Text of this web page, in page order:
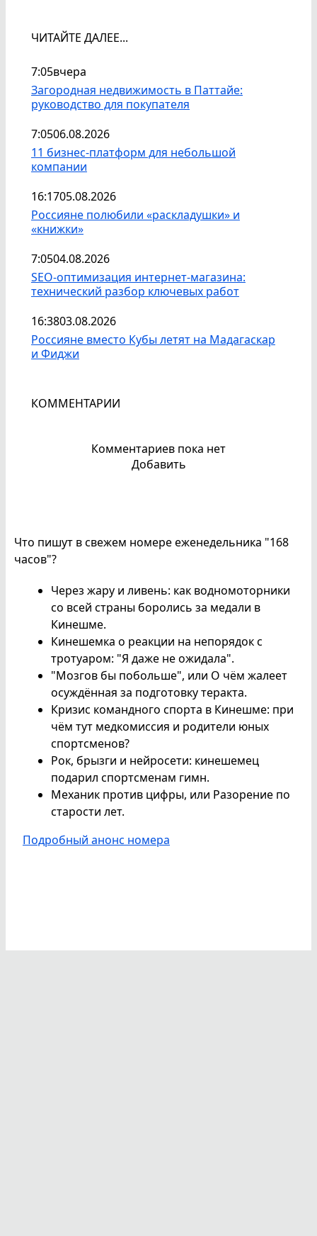
ЧИТАЙТЕ ДАЛЕЕ...
7:05вчера
Загородная недвижимость в Паттайе:
руководство для покупателя
7:0506.08.2026
11 бизнес-платформ для небольшой
компании
16:1705.08.2026
Россияне полюбили «раскладушки» и
«книжки»
7:0504.08.2026
SEO-оптимизация интернет-магазина:
технический разбор ключевых работ
16:3803.08.2026
Россияне вместо Кубы летят на Мадагаскар
и Фиджи
КОММЕНТАРИИ
Комментариев пока нет
Добавить
Что пишут в свежем номере еженедельника "168
часов"?
Через жару и ливень: как водномоторники
со всей страны боролись за медали в
Кинешме.
Кинешемка о реакции на непорядок с
тротуаром: "Я даже не ожидала".
"Мозгов бы побольше", или О чём жалеет
осуждённая за подготовку теракта.
Кризис командного спорта в Кинешме: при
чём тут медкомиссия и родители юных
спортсменов?
Рок, брызги и нейросети: кинешемец
подарил спортсменам гимн.
Механик против цифры, или Разорение по
старости лет.
Подробный анонс номера